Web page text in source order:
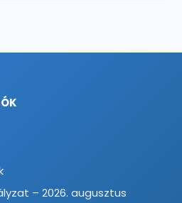
– 2026. augusztus